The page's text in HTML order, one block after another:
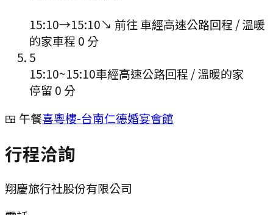
15:10→15:10↘ 前往 車經高速公路回程 / 溫暖
的家車程 0 分
5
15:10~15:10車經高速公路回程 / 溫暖的家
停留 0 分
🍱 午餐喜粵樓-台南仁德婚宴會館
行程洽詢
翔慶旅行社股份有限公司